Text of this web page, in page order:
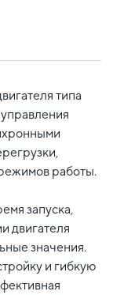
типа
работы.
запуска,
двигателя
значения.
и гибкую